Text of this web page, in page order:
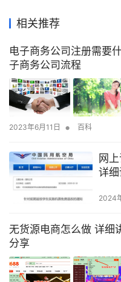
相关推荐
电子商务公司注册需要
子商务公司流程
2023年6月11日 • 百科
网
详
2024
无货源电商怎么做 详细
分享